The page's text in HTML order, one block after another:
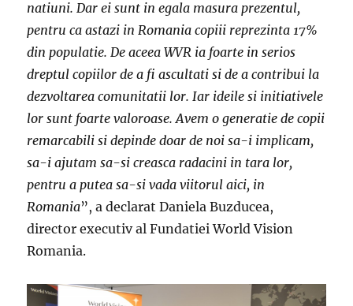
natiuni. Dar ei sunt in egala masura prezentul,
pentru ca astazi in Romania copiii reprezinta 17%
din populatie. De aceea WVR ia foarte in serios
dreptul copiilor de a fi ascultati si de a contribui la
dezvoltarea comunitatii lor. Iar ideile si initiativele
lor sunt foarte valoroase. Avem o generatie de copii
remarcabili si depinde doar de noi sa-i implicam,
sa-i ajutam sa-si creasca radacini in tara lor,
pentru a putea sa-si vada viitorul aici, in
Romania”, a declarat Daniela Buzducea,
director executiv al Fundatiei World Vision
Romania.